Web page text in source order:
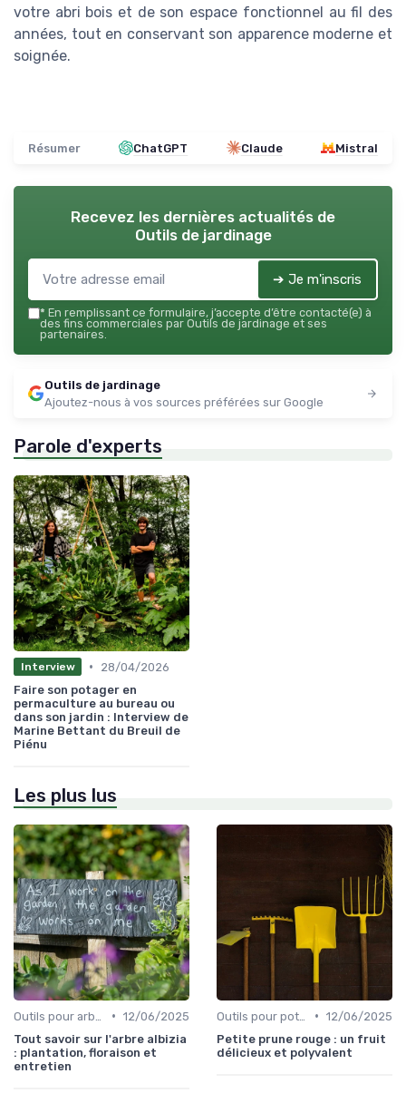
votre abri bois et de son espace fonctionnel au fil des
années, tout en conservant son apparence moderne et
soignée.
Résumer ChatGPT Claude Mistral
Recevez les dernières actualités de
Outils de jardinage
➔ Je m'inscris
* En remplissant ce formulaire, j’accepte d’être contacté(e) à
des fins commerciales par Outils de jardinage et ses
partenaires.
Outils de jardinage
Ajoutez-nous à vos sources préférées sur Google
Parole d'experts
Interview •
28/04/2026
Faire son potager en
permaculture au bureau ou
dans son jardin : Interview de
Marine Bettant du Breuil de
Piénu
Les plus lus
• 12/06/2025
Tout savoir sur l'arbre albizia
: plantation, floraison et
entretien
• 12/06/2025
Petite prune rouge : un fruit
délicieux et polyvalent